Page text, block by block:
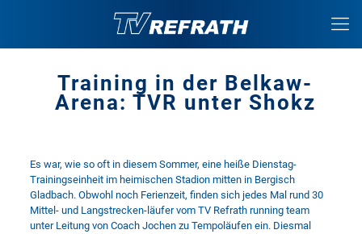
Training in der Belkaw-
Arena: TVR unter Shokz
Es war, wie so oft in diesem Sommer, eine heiße Dienstag-
Trainingseinheit im heimischen Stadion mitten in Bergisch
Gladbach. Obwohl noch Ferienzeit, finden sich jedes Mal rund 30
Mittel- und Langstrecken-läufer vom TV Refrath running team
unter Leitung von Coach Jochen zu Tempoläufen ein. Diesmal